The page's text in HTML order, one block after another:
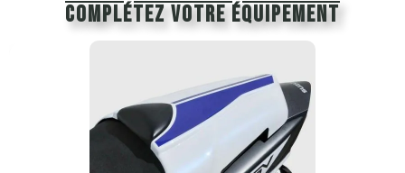
Complétez votre équipement